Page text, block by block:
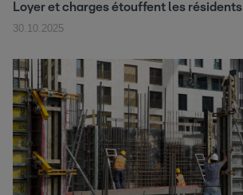
Loyer et charges étouffent les résidents
30.10.2025